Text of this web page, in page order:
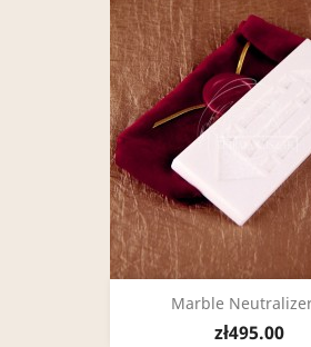
Marble
zł495.00